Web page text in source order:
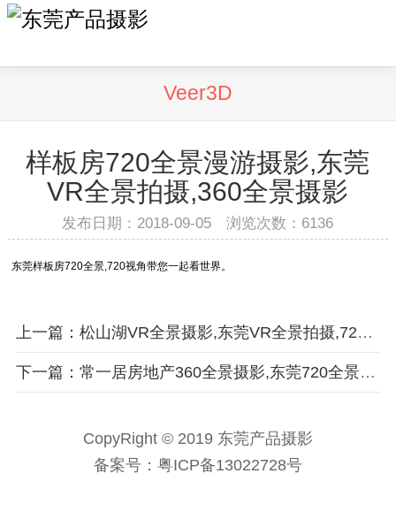
Veer3D
样板房720全景漫游摄影,东莞
VR全景拍摄,360全景摄影
发布日期：2018-09-05 浏览次数： 6136
东莞样板房720全景,720视角带您一起看世界。
上一篇：松山湖VR全景摄影,东莞VR全景拍摄,720全景摄影,360全景拍摄
下一篇：常一居房地产360全景摄影,东莞720全景拍摄,VR全景摄影
CopyRight © 2019 东莞产品摄影
备案号： 粤ICP备13022728号